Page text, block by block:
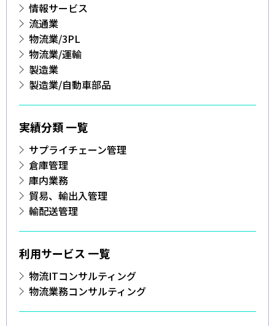
情報サービス
流通業
物流業/3PL
物流業/運輸
製造業
製造業/自動車部品
実績分類 一覧
サプライチェーン管理
倉庫管理
庫内業務
貿易、輸出入管理
輸配送管理
利用サービス 一覧
物流ITコンサルティング
物流業務コンサルティング